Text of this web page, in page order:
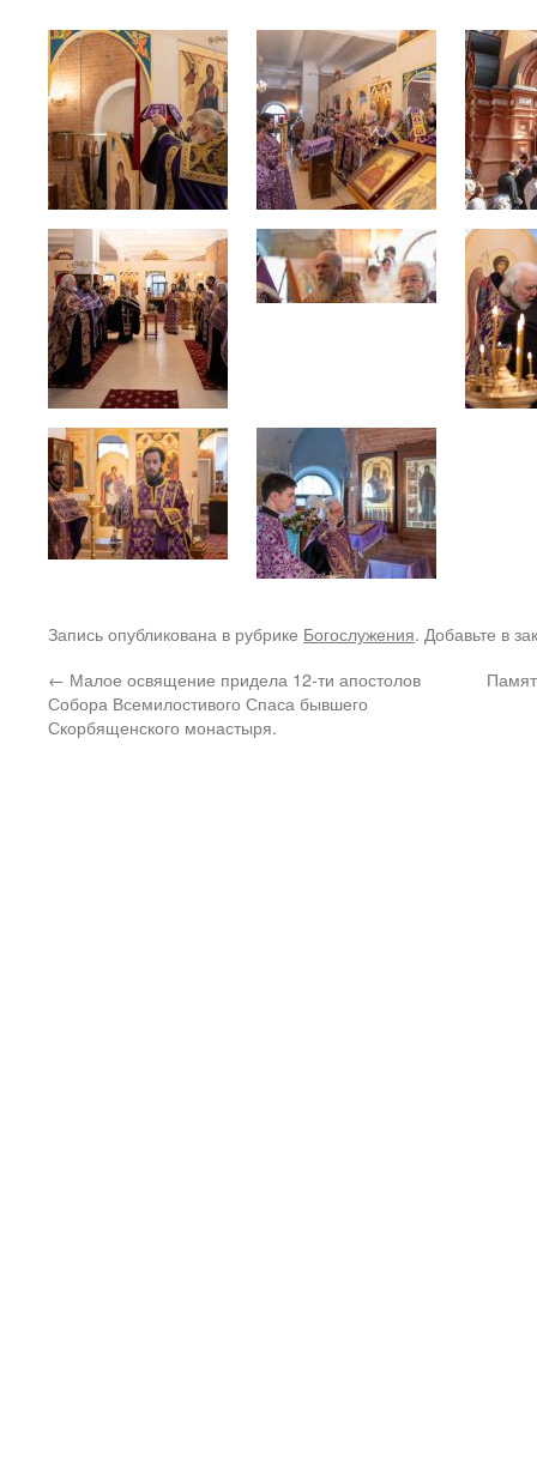
Запись опубликована в рубрике Богослужения. Добавьте в
← Малое освящение придела 12-ти апостолов
Собора Всемилостивого Спаса бывшего
Скорбященского монастыря.